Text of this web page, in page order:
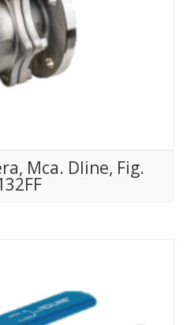
Mca. Dline, Fig.